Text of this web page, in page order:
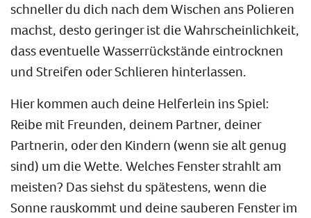
schneller du dich nach dem Wischen ans Polieren
machst, desto geringer ist die Wahrscheinlichkeit,
dass eventuelle Wasserrückstände eintrocknen
und Streifen oder Schlieren hinterlassen.
Hier kommen auch deine Helferlein ins Spiel:
Reibe mit Freunden, deinem Partner, deiner
Partnerin, oder den Kindern (wenn sie alt genug
sind) um die Wette. Welches Fenster strahlt am
meisten? Das siehst du spätestens, wenn die
Sonne rauskommt und deine sauberen Fenster im